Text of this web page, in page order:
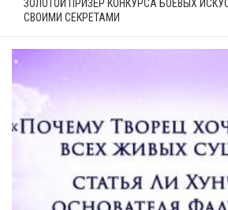
ЗОЛОТОЙ ПРИЗЁР КОНКУРСА БОЕВЫХ
СВОИМИ СЕКРЕТАМИ